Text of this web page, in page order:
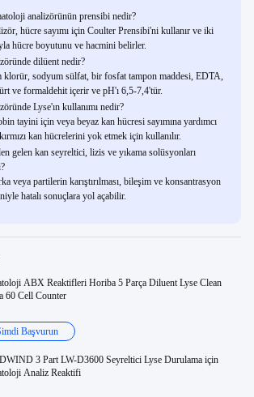
analizörünün prensibi nedir?
hücre sayımı için Coulter Prensibi'ni kullanır ve iki
hücre boyutunu ve hacmini belirler.
dilüent nedir?
klorür, sodyum sülfat, bir fosfat tampon maddesi, EDTA,
ve formaldehit içerir ve pH'ı 6,5-7,4'tür.
Lyse'ın kullanımı nedir?
tayini için veya beyaz kan hücresi sayımına yardımcı
kan hücrelerini yok etmek için kullanılır.
gelen kan seyreltici, lizis ve yıkama solüsyonları
veya partilerin karıştırılması, bileşim ve konsantrasyon
hatalı sonuçlara yol açabilir.
ABX Reaktifleri Horiba 5 Parça Diluent Lyse Clean
60 Cell Counter
Başvurun
3 Part LW-D3600 Seyreltici Lyse Durulama için
Analiz Reaktifi